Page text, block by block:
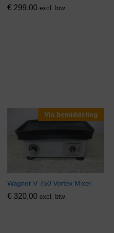
€ 299,00 excl. btw
Via bemiddeling
Wagner V 750 Vortex Mixer
€ 320,00 excl. btw